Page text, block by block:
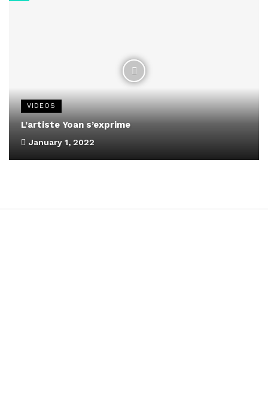
VIDEOS
L’artiste Yoan s’exprime
January 1, 2022